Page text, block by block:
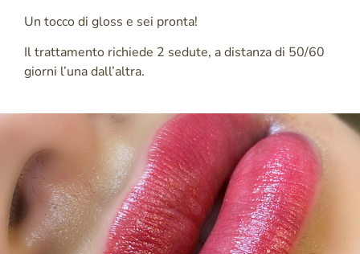
Un tocco di gloss e sei pronta!
Il trattamento richiede 2 sedute, a distanza di 50/60
giorni l’una dall’altra.